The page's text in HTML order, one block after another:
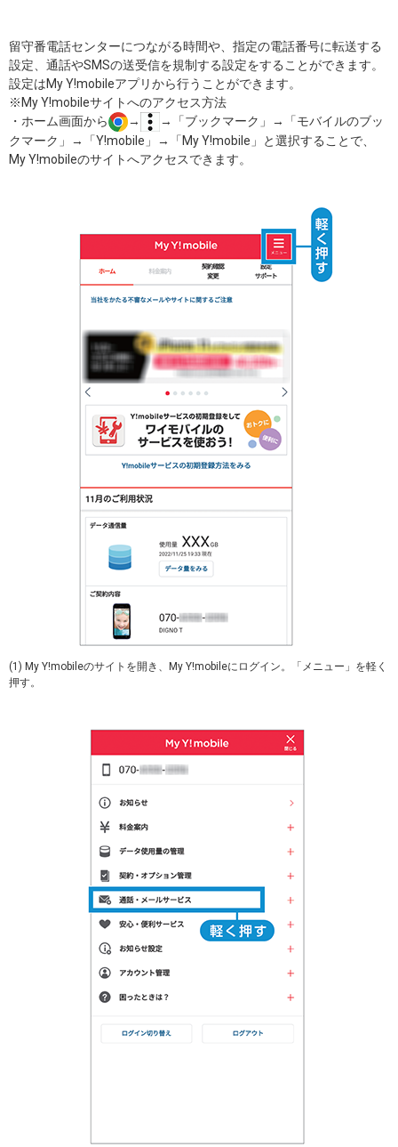
留守番電話センターにつながる時間や、指定の電話番号に転送する
設定、通話やSMSの送受信を規制する設定をすることができます。
設定はMy Y!mobileアプリから行うことができます。
※My Y!mobileサイトへのアクセス方法
・ホーム画面から
→
→「ブックマーク」→「モバイルのブッ
クマーク」→「Y!mobile」→「My Y!mobile」と選択することで、
My Y!mobileのサイトへアクセスできます。
(1) My Y!mobileのサイトを開き、My Y!mobileにログイン。「メニュー」を軽く
押す。